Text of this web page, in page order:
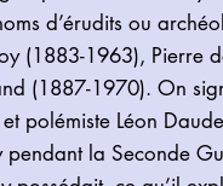
d’érudits ou
(1883-1963), Pierre
(1887-1970). On
et polémiste Léon
pendant la Seconde